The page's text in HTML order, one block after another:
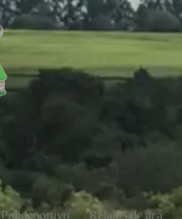
Polideportivo Relatos de acá